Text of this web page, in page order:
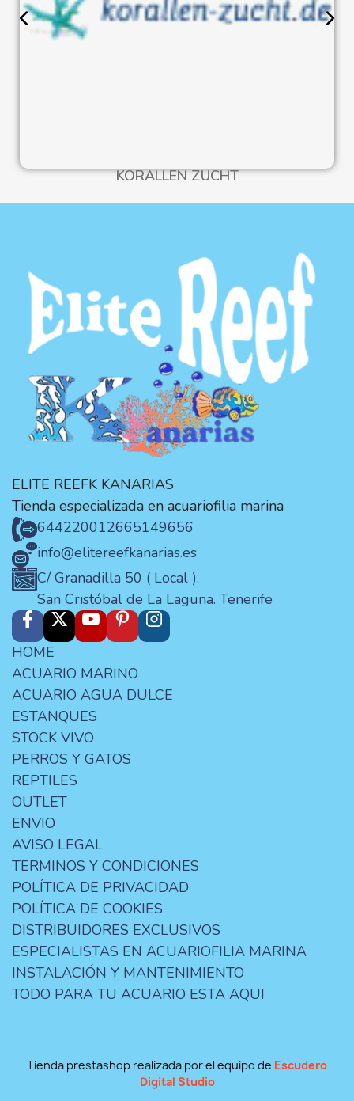
KORALLEN ZUCHT
ELITE REEFK KANARIAS
Tienda especializada en acuariofilia marina
644220012665149656
info@elitereefkanarias.es
C/ Granadilla 50 ( Local ).
San Cristóbal de La Laguna. Tenerife
HOME
ACUARIO MARINO
ACUARIO AGUA DULCE
ESTANQUES
STOCK VIVO
PERROS Y GATOS
REPTILES
OUTLET
ENVIO
AVISO LEGAL
TERMINOS Y CONDICIONES
POLÍTICA DE PRIVACIDAD
POLÍTICA DE COOKIES
DISTRIBUIDORES EXCLUSIVOS
ESPECIALISTAS EN ACUARIOFILIA MARINA
INSTALACIÓN Y MANTENIMIENTO
TODO PARA TU ACUARIO ESTA AQUI
Tienda prestashop realizada por el equipo de Escudero
Digital Studio